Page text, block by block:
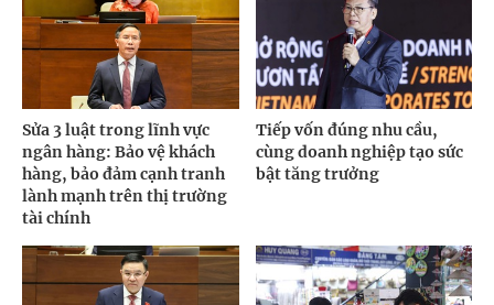
Sửa 3 luật trong lĩnh vực
ngân hàng: Bảo vệ khách
hàng, bảo đảm cạnh tranh
lành mạnh trên thị trường
tài chính
Tiếp vốn đúng nhu cầu,
cùng doanh nghiệp tạo sức
bật tăng trưởng